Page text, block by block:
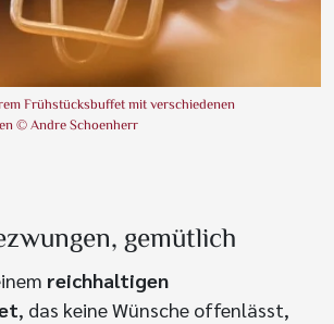
Frühstücksbuffet mit verschiedenen
© Andre Schoenherr
gemütlich
reichhaltigen
, das keine Wünsche offenlässt,